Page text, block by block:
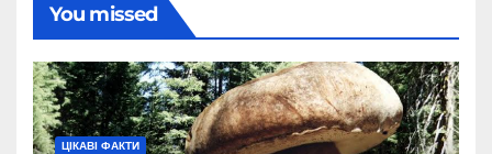
You missed
ЦІКАВІ ФАКТИ